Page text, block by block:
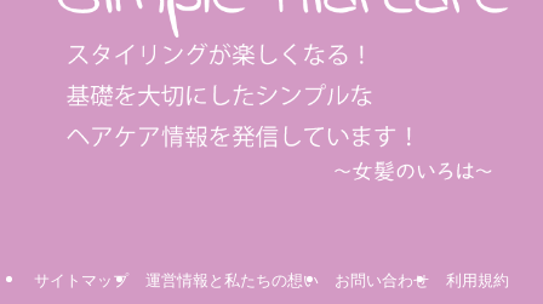
サイトマップ 運営情報と私たちの想い お問い合わせ 利用規約